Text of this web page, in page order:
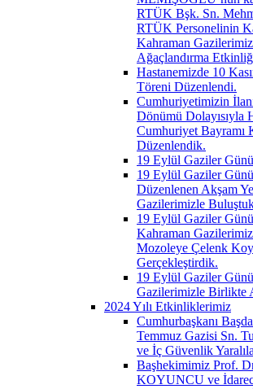
RTÜK Bşk. Sn.
RTÜK Personelinin
Kahraman
Ağaçlandırma
Hastanemizde 10
Töreni Düzenlendi.
Cumhuriyetimizin
Dönümü Dolayısıyla
Cumhuriyet Bayramı
Düzenlendik.
19 Eylül Gaziler
19 Eylül Gaziler Günü
Düzenlenen Akşam
Gazilerimizle
19 Eylül Gaziler Günü
Kahraman
Mozoleye Çelenk
Gerçekleştirdik.
19 Eylül Gaziler
Gazilerimizle Birlikte
2024 Yılı Etkinliklerimiz
Cumhurbaşkanı
Temmuz Gazisi Sn.
ve İç Güvenlik
Başhekimimiz Prof.
KOYUNCU ve